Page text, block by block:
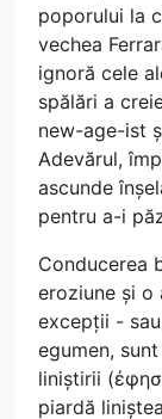
poporului la
vechea
ignoră cele
spălări a
new-age-ist
Adevărul,
ascunde
pentru a-i
Conducerea
eroziune și o
excepții -
egumen,
liniștirii
piardă